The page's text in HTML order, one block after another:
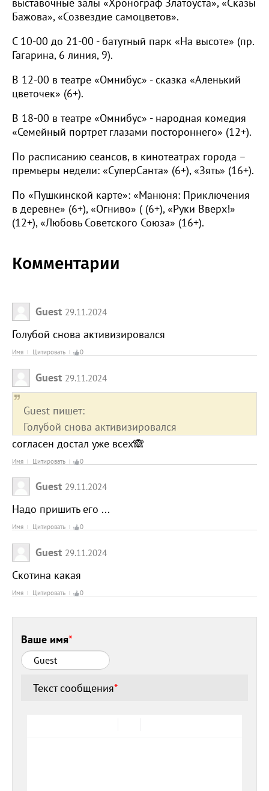
Бажова», «Созвездие самоцветов».
С 10-00 до 21-00 - батутный парк «На высоте» (пр.
Гагарина, 6 линия, 9).
В 12-00 в театре «Омнибус» - сказка «Аленький
цветочек» (6+).
В 18-00 в театре «Омнибус» - народная комедия
«Семейный портрет глазами постороннего» (12+).
По расписанию сеансов, в кинотеатрах города –
премьеры недели: «СуперСанта» (6+), «Зять» (16+).
По «Пушкинской карте»: «Манюня: Приключения
в деревне» (6+), «Огниво» ( (6+), «Руки Вверх!»
(12+), «Любовь Советского Союза» (16+).
Комментарии
Guest 29.11.2024
Голубой снова активизировался
Имя Цитировать 0
Guest 29.11.2024
Guest пишет:
Голубой снова активизировался
согласен достал уже всех🙈
Имя Цитировать 0
Guest 29.11.2024
Надо пришить его ...
Имя Цитировать 0
Guest 29.11.2024
Скотина какая
Имя Цитировать 0
Ваше имя*
Текст сообщения*